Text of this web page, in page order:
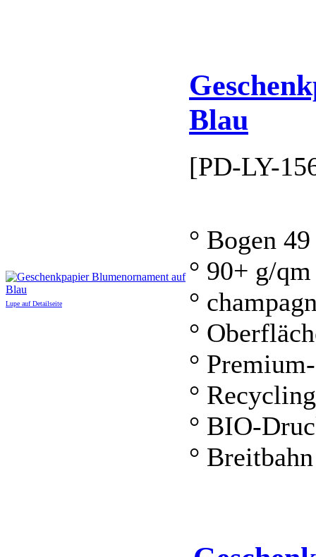
Lupe auf Detailseite
Blau
[PD-LY-
° Bogen
° 90+ g/qm
°
°
°
°
° BIO-
° Breitbahn